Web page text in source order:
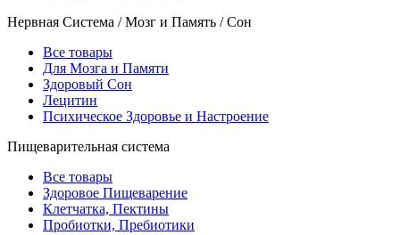
Нервная Система / Мозг и Память / Сон
Все товары
Для Мозга и Памяти
Здоровый Сон
Лецитин
Психическое Здоровье и Настроение
Пищеварительная система
Все товары
Здоровое Пищеварение
Клетчатка, Пектины
Пробиотки, Пребиотики